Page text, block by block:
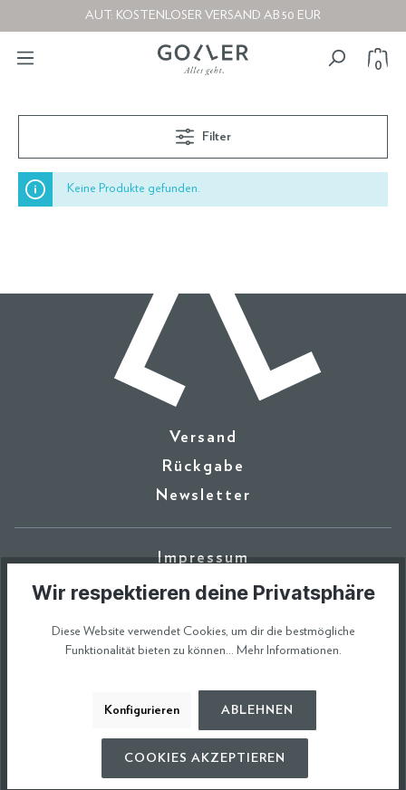
AUT: KOSTENLOSER VERSAND AB 50 EUR
0
Filter
Keine Produkte gefunden.
Versand
Rückgabe
Newsletter
Impressum
Datenschutz
10 € GUTSCHEIN AUF
ERSTE BESTELLUNG SICHERN
Wir respektieren deine Privatsphäre
Diese Website verwendet Cookies, um dir die bestmögliche
Funktionalität bieten zu können... Mehr Informationen.
Konfigurieren ABLEHNEN
COOKIES AKZEPTIEREN